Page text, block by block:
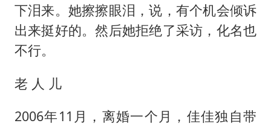
下泪来。她擦擦眼泪，说，有个机会倾诉
出来挺好的。然后她拒绝了采访，化名也
不行。
老 人 儿
2006年11月，离婚一个月，佳佳独自带